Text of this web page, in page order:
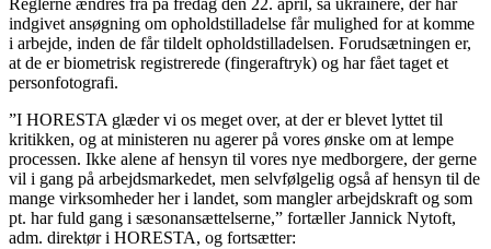
Reglerne ændres fra på fredag den 22. april, så ukrainere, der har
indgivet ansøgning om opholdstilladelse får mulighed for at komme
i arbejde, inden de får tildelt opholdstilladelsen. Forudsætningen er,
at de er biometrisk registrerede (fingeraftryk) og har fået taget et
personfotografi.
”I HORESTA glæder vi os meget over, at der er blevet lyttet til
kritikken, og at ministeren nu agerer på vores ønske om at lempe
processen. Ikke alene af hensyn til vores nye medborgere, der gerne
vil i gang på arbejdsmarkedet, men selvfølgelig også af hensyn til de
mange virksomheder her i landet, som mangler arbejdskraft og som
pt. har fuld gang i sæsonansættelserne,” fortæller Jannick Nytoft,
adm. direktør i HORESTA, og fortsætter: